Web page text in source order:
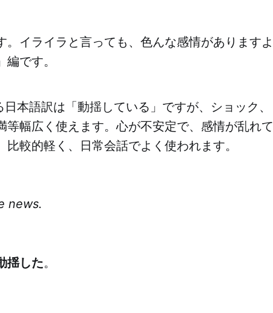
。イライラと言っても、色んな感情がありますよ
です。
本語訳は「動揺している」ですが、ショック、
等幅広く使えます。心が不安定で、感情が乱れて
較的軽く、日常会話でよく使われます。
news.
揺した。